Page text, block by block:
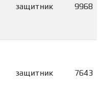
защитник 9968
защитник 7643